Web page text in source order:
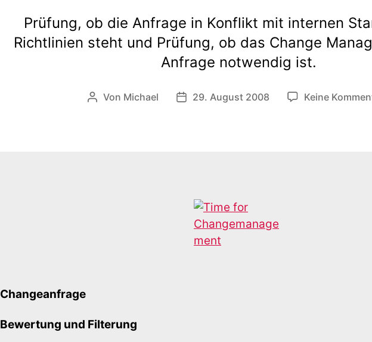
Prüfung, ob die Anfrage in Konflikt mit internen
Richtlinien steht und Prüfung, ob das Change
Anfrage notwendig ist.
Beitragsautor
Von Michael Veröffentlichungsdatum
29. August 2008 Keine
Changeanfrage
Bewertung und Filterung